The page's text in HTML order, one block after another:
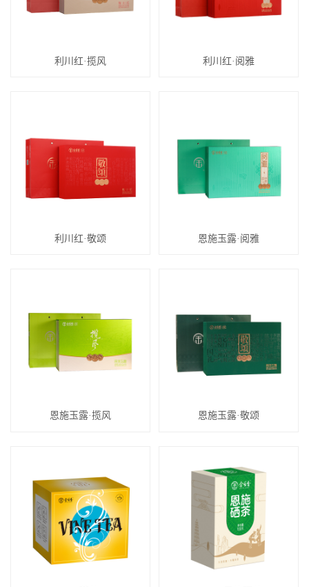
利川红·揽风 利川红·阅雅
利川红·敬颂 恩施玉露·阅雅
恩施玉露·揽风 恩施玉露·敬颂